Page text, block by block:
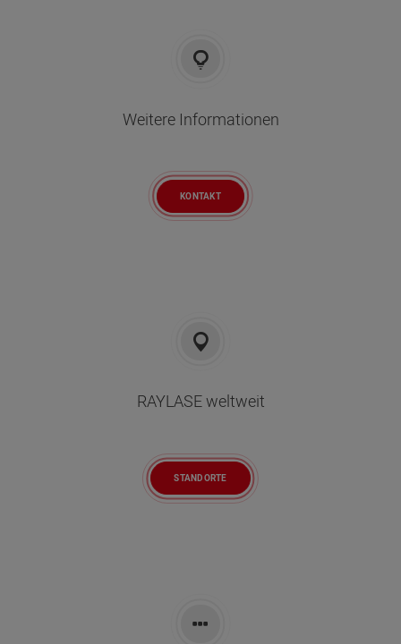
RAYLASE weltweit
STANDORTE
Weitere Informationen
KONTAKT